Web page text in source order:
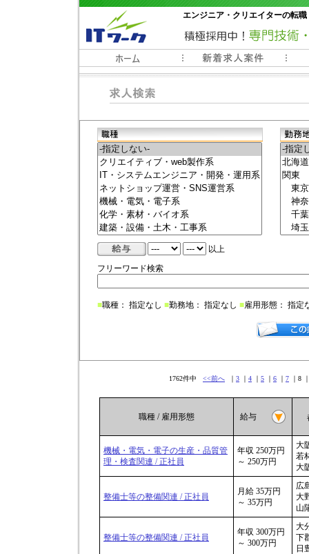
エンジニア・クリエイターの転
常時3000件以上の求人情報掲載中
以上
フリーワード検索
■職種： 指定なし ■勤務地： 指定なし ■雇用形態： 指定
1762件中 <<前へ ｜ 3 ｜ 4 ｜ 5 ｜ 6 ｜ 7 ｜8
職種 / 雇用形態 給与
機械・電気・電子の生産・品質管
理・検査関連 / 正社員
年収 250万円
～ 250万円
大
若
大
整備士等の整備関連 / 正社員
月給 35万円
～ 35万円
広
大
山
整備士等の整備関連 / 正社員
年収 300万円
～ 300万円
大
下
日